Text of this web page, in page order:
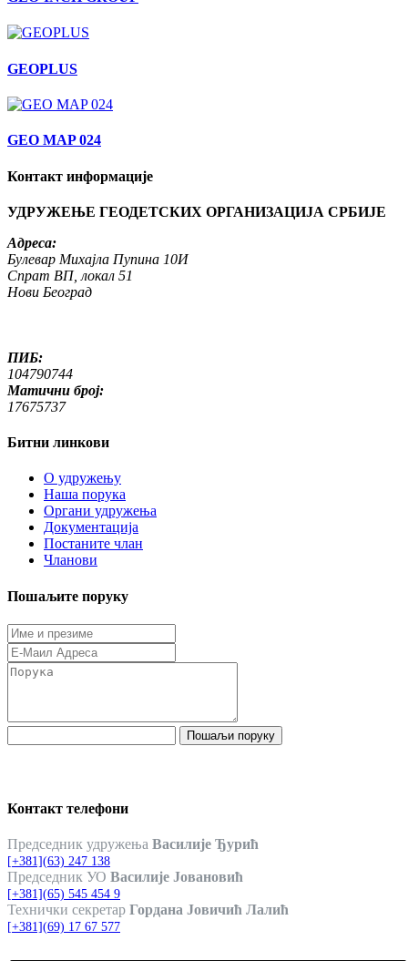
GEOPLUS
GEO MAP 024
Контакт информације
УДРУЖЕЊЕ ГЕОДЕТСКИХ ОРГАНИЗАЦИЈА СРБИЈЕ
Адреса:
Булевар Михајла Пупина 10И
Спрат ВП, локал 51
Нови Београд
ПИБ:
104790744
Матични број:
17675737
Битни линкови
O удружењу
Наша порука
Органи удружења
Документација
Постаните члан
Чланови
Пошаљите поруку
Пошаљи поруку
Контакт телефони
Председник удружења Василије Ђурић
[+381](63) 247 138
Председник УО Василије Јовановић
[+381](65) 545 454 9
Технички секретар Гордана Јовичић Лалић
[+381](69) 17 67 577